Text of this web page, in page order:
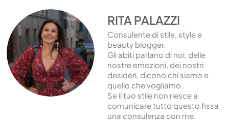
RITA PALAZZI
Consulente di stile, style e
beauty blogger.
Gli abiti parlano di noi, delle
nostre emozioni, dei nostri
desideri, dicono chi siamo e
quello che vogliamo.
Se il tuo stile non riesce a
comunicare tutto questo fissa
una consulenza con me.